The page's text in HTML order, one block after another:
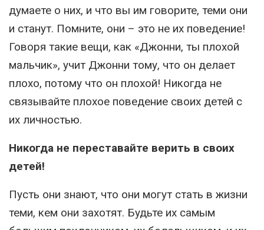
думаете о них, и что вы им говорите, теми они
и станут. Помните, они – это не их поведение!
Говоря такие вещи, как «Джонни, ты плохой
мальчик», учит Джонни тому, что он делает
плохо, потому что он плохой! Никогда не
связывайте плохое поведение своих детей с
их личностью.
Никогда не переставайте верить в своих
детей!
Пусть они знают, что они могут стать в жизни
теми, кем они захотят. Будьте их самым